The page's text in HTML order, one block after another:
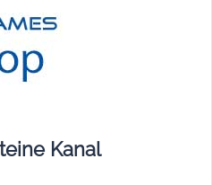
Kanal